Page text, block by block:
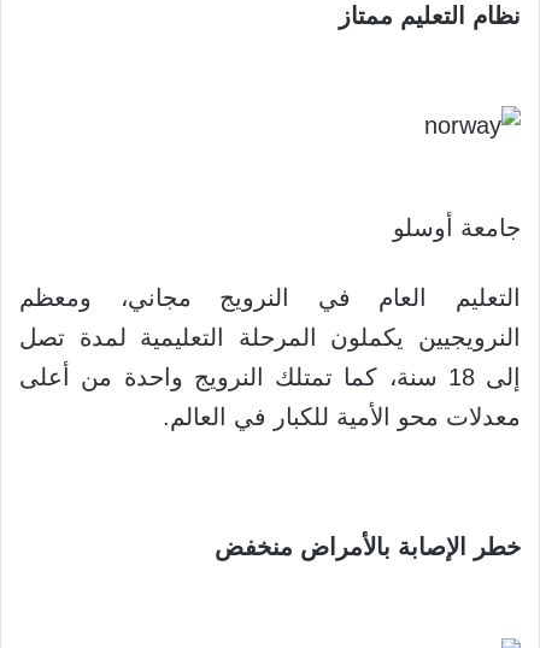
نظام التعليم ممتاز
جامعة أوسلو
التعليم العام في النرويج مجاني، ومعظم
النرويجيين يكملون المرحلة التعليمية لمدة تصل
إلى 18 سنة، كما تمتلك النرويج واحدة من أعلى
معدلات محو الأمية للكبار في العالم.
خطر الإصابة بالأمراض منخفض